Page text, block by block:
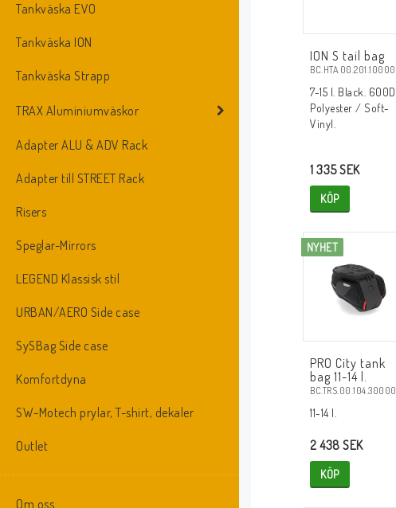
Tankväska EVO
Tankväska ION
Tankväska Strapp
TRAX Aluminiumväskor
Adapter ALU & ADV Rack
Adapter till STREET Rack
Risers
Speglar-Mirrors
LEGEND Klassisk stil
URBAN/AERO Side case
SySBag Side case
Komfortdyna
SW-Motech prylar, T-shirt, dekaler
Outlet
Om oss
ION S tail bag
BC.HTA.00.201.10000
7-15 l. Black. 600D
Polyester / Soft-
Vinyl.
1 335 SEK
KÖP
NYHET
PRO City tank
bag 11-14 l.
BC.TRS.00.104.30000
11-14 l.
2 438 SEK
KÖP